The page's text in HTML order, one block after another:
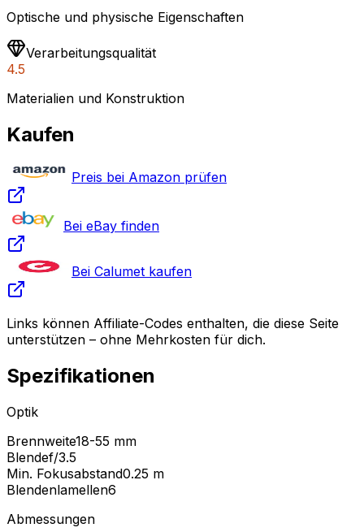
Optische und physische Eigenschaften
Verarbeitungsqualität
4.5
Materialien und Konstruktion
Kaufen
Preis bei Amazon prüfen
Bei eBay finden
Bei Calumet kaufen
Links können Affiliate-Codes enthalten, die diese Seite
unterstützen – ohne Mehrkosten für dich.
Spezifikationen
Optik
Brennweite18-55 mm
Blendef/3.5
Min. Fokusabstand0.25 m
Blendenlamellen6
Abmessungen